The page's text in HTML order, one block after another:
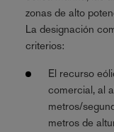
zonas de alto
La designación
criterios:
El recurso
comercial, al
metros/
metros de